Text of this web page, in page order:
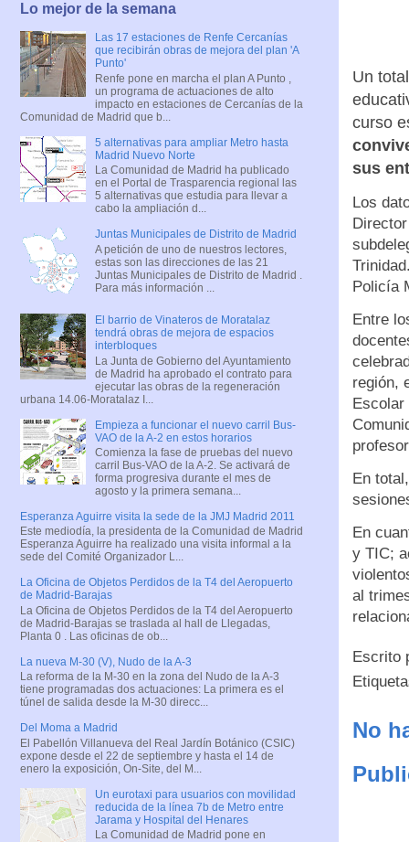
Un
curso
sus
Los
Policía
Entre
región,
Escolar
En
En
y TIC;
al
Escrito
No
Lo mejor de la semana
Las 17 estaciones de Renfe Cercanías
que recibirán obras de mejora del plan 'A
Punto'
Renfe pone en marcha el plan A Punto ,
un programa de actuaciones de alto
impacto en estaciones de Cercanías de la
Comunidad de Madrid que b...
5 alternativas para ampliar Metro hasta
Madrid Nuevo Norte
La Comunidad de Madrid ha publicado
en el Portal de Trasparencia regional las
5 alternativas que estudia para llevar a
cabo la ampliación d...
Juntas Municipales de Distrito de Madrid
A petición de uno de nuestros lectores,
estas son las direcciones de las 21
Juntas Municipales de Distrito de Madrid .
Para más información ...
El barrio de Vinateros de Moratalaz
tendrá obras de mejora de espacios
interbloques
La Junta de Gobierno del Ayuntamiento
de Madrid ha aprobado el contrato para
ejecutar las obras de la regeneración
urbana 14.06-Moratalaz I...
Empieza a funcionar el nuevo carril Bus-
VAO de la A-2 en estos horarios
Comienza la fase de pruebas del nuevo
carril Bus-VAO de la A-2. Se activará de
forma progresiva durante el mes de
agosto y la primera semana...
Esperanza Aguirre visita la sede de la JMJ Madrid 2011
Este mediodía, la presidenta de la Comunidad de Madrid
Esperanza Aguirre ha realizado una visita informal a la
sede del Comité Organizador L...
La Oficina de Objetos Perdidos de la T4 del Aeropuerto
de Madrid-Barajas
La Oficina de Objetos Perdidos de la T4 del Aeropuerto
de Madrid-Barajas se traslada al hall de Llegadas,
Planta 0 . Las oficinas de ob...
La nueva M-30 (V), Nudo de la A-3
La reforma de la M-30 en la zona del Nudo de la A-3
tiene programadas dos actuaciones: La primera es el
túnel de salida desde la M-30 direcc...
Del Moma a Madrid
El Pabellón Villanueva del Real Jardín Botánico (CSIC)
expone desde el 22 de septiembre y hasta el 14 de
enero la exposición, On-Site, del M...
Un eurotaxi para usuarios con movilidad
reducida de la línea 7b de Metro entre
Jarama y Hospital del Henares
La Comunidad de Madrid pone en